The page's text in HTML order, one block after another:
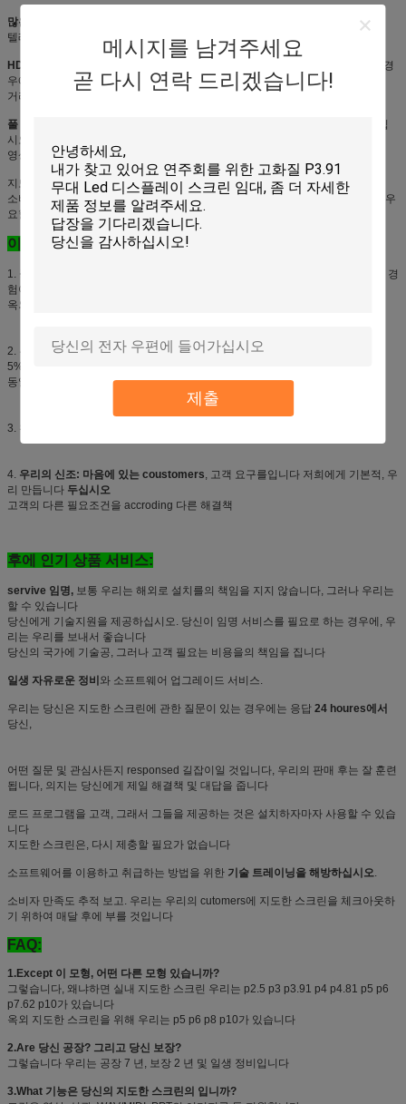
메시지를 남겨주세요
곧 다시 연락 드리겠습니다!
제출
많은 놀이 파일 지원:
텔레비젼에서, VCD, DVD 등
HD는 & 높이 재생율을:
각 지도한 단위를 위한 해결책은 32*32, 이렇게 보기인 경
우에
거리는 6 미터입니다 또는 더 많은 것은, 효력 이 모형을 위해 충분히 좋습니다.
풀 컬러:
1 지도한 램프, 우수한 색깔 성과에서 SMD3535 3를 채택하고 보여주십
시오
영상 베스트 및 현실의 내용
지도한 단위 및 장을 방수 처리하십시오; 쉬운 정비 & 임명; 관계되는 저출력
소비; 넓은 시야각은, 각 단위 고쳐질 수 있습니다, 그래서 쉽 아닙니다 당신을 매우
요할 것입니다
이점:
1. 공장 7 년,
우리는 7 년간 지도한 스크린 제조자, 우리 안으로 있습니다 부유한 경
험이입니다
옥외와 실내 지도된 전시, 질은 보장됩니다
2. 우리가 공장이기 때문에가격 우위성은, 우리의 가격 중매인 보다는 더 낮은
5%-10% 입니다
동일한 수준에 무역업자
3. 완벽한 결과를 지키는 35명의 사람들의
4. 우리의 신조: 마음에 있는 coustomers, 고객 요구를입니다 저희에게 기본적, 우
리 만듭니다 두십시오
고객의 다른 필요조건을 accroding 다른 해결책
후에 인기 상품 서비스:
servive 임명, 보통 우리는 해외로 설치를의 책임을 지지 않습니다, 그러나 우리는
할 수 있습니다
당신에게 기술지원을 제공하십시오. 당신이 임명 서비스를 필요로 하는 경우에, 우
리는 우리를 보내서 좋습니다
당신의 국가에 기술공, 그러나 고객 필요는 비용을의 책임을 집니다
일생 자유로운 정비와 소프트웨어 업그레이드 서비스.
우리는 당신은 지도한 스크린에 관한 질문이 있는 경우에는 응답 24 houres에서
당신,
어떤 질문 및 관심사든지 responsed 길잡이일 것입니다, 우리의 판매 후는 잘 훈련
됩니다, 의지는 당신에게 제일 해결책 및 대답을 줍니다
로드 프로그램을 고객, 그래서 그들을 제공하는 것은 설치하자마자 사용할 수 있습
니다
지도한 스크린은, 다시 제충할 필요가 없습니다
소프트웨어를 이용하고 취급하는 방법을 위한 기술 트레이닝을 해방하십시오.
소비자 만족도 추적 보고. 우리는 우리의 cutomers에 지도한 스크린을 체크아웃하
기 위하여 매달 후에 부를 것입니다
FAQ:
1.Except 이 모형, 어떤 다른 모형 있습니까?
그렇습니다, 왜냐하면 실내 지도한 스크린 우리는 p2.5 p3 p3.91 p4 p4.81 p5 p6
p7.62 p10가 있습니다
옥외 지도한 스크린을 위해 우리는 p5 p6 p8 p10가 있습니다
2.Are 당신 공장? 그리고 당신 보장?
그렇습니다 우리는 공장 7 년, 보장 2 년 및 일생 정비입니다
3.What 기능은 당신의 지도한 스크린의 입니까?